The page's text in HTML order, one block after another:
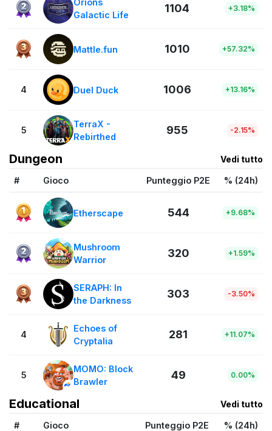
Orions
Galactic Life
1104 +3.18%
Mattle.fun 1010 +57.32%
4 Duel Duck 1006 +13.16%
5
TerraX -
Rebirthed
955 -2.15%
Dungeon Vedi tutto
# Gioco Punteggio P2E % (24h)
Etherscape 544 +9.68%
Mushroom
Warrior
320 +1.59%
SERAPH: In
the Darkness
303 -3.50%
4
Echoes of
Cryptalia
281 +11.07%
5
MOMO: Block
Brawler
49 0.00%
Educational Vedi tutto
# Gioco Punteggio P2E % (24h)